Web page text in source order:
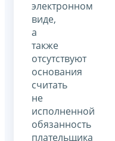
электронном
виде,
а
также
отсутствуют
основания
считать
не
исполненной
обязанность
плательщика